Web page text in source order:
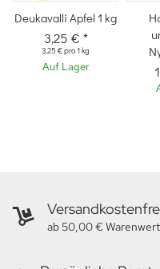
Deukavalli Apfel 1 kg
3,25 € *
3,25 € pro 1 kg
Auf Lager
ab 50,00 €